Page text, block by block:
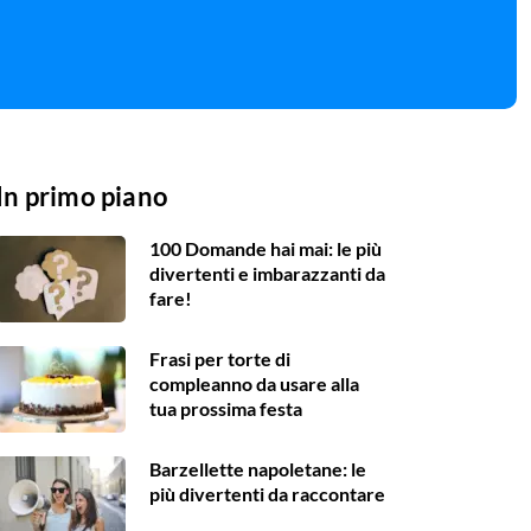
primo piano
100 Domande hai mai: le più
divertenti e imbarazzanti da
fare!
Frasi per torte di
compleanno da usare alla
tua prossima festa
Barzellette napoletane: le
più divertenti da raccontare